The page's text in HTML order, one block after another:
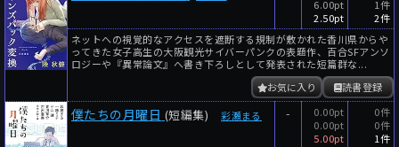
6.00pt
2.50pt
1件
2件
ネットへの視覚的なアクセスを遮断する規制が敷かれた香川県からや
ってきた女子高生の大阪観光サイバーパンクの表題作、百合SFアンソ
ロジーや『異常論文』へ書き下ろしとして発表された短篇群な...
読書登録
お気に入り
僕たちの月曜日 (短編集) 彩瀬まる -
0.00pt
0.00pt
5.00pt
0件
0件
1件